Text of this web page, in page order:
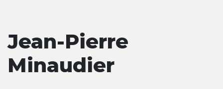
Jean-Pierre
Minaudier